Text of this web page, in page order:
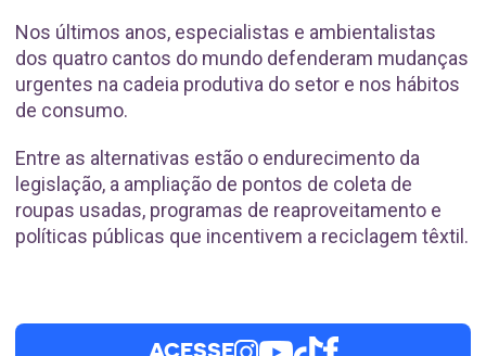
Nos últimos anos, especialistas e ambientalistas
dos quatro cantos do mundo defenderam mudanças
urgentes na cadeia produtiva do setor e nos hábitos
de consumo.
Entre as alternativas estão o endurecimento da
legislação, a ampliação de pontos de coleta de
roupas usadas, programas de reaproveitamento e
políticas públicas que incentivem a reciclagem têxtil.
ACESSE